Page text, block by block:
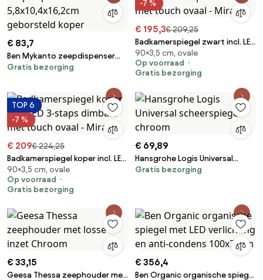
€ 83,7
Ben Mykanto zeepdispenser
5,8x10,4x16,2cm geborsteld
Gratis bezorging
-7 %
€ 195,3€ 209,25
Badkamerspiegel zwart incl. LED
3-staps dimbaar met touch
ovaal - Miral
90×3,5 cm, ovale
Op voorraad
Gratis bezorging
TOP 6
-7 %
€ 209€ 224,25
Badkamerspiegel koper incl. LED
3-staps dimbaar met touch
ovaal - Miral
90×3,5 cm, ovale
Op voorraad
Gratis bezorging
€ 69,89
Hansgrohe Logis Universal
scheerspiegel chroom
Gratis bezorging
€ 33,15
Geesa Thessa zeephouder met
€ 356,4
Ben Organic organische spiegel